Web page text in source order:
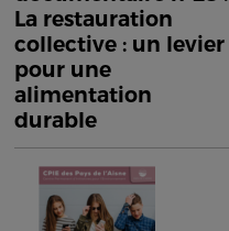
La restauration
collective : un levier
pour une
alimentation
durable